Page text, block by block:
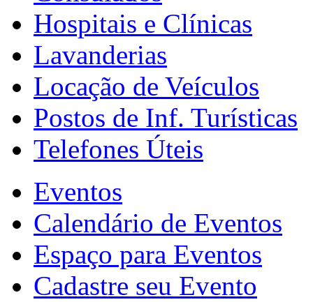
Hospitais e Clínicas
Lavanderias
Locação de Veículos
Postos de Inf. Turísticas
Telefones Úteis
Eventos
Calendário de Eventos
Espaço para Eventos
Cadastre seu Evento